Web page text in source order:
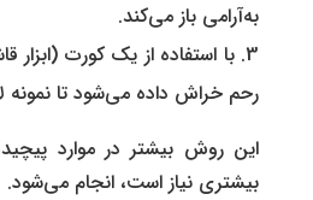
به‌آرامی باز می‌کند.
با استفاده از یک کورت
رحم خراش داده می‌شود تا نمونه
این روش بیشتر در موارد
بیشتری نیاز است، انجام می‌شود.